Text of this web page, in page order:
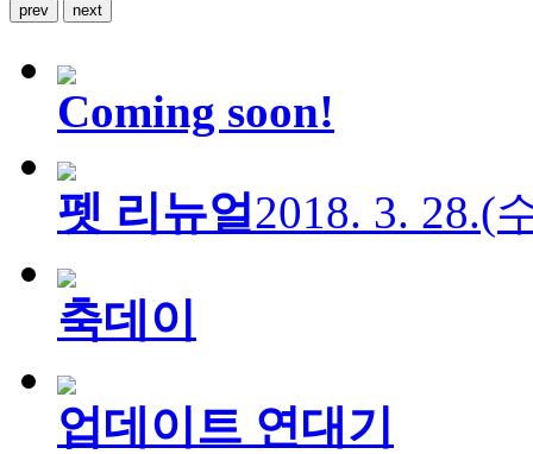
prev next
Coming soon!
펫 리뉴얼2018. 3. 28.(
축데이
업데이트 연대기